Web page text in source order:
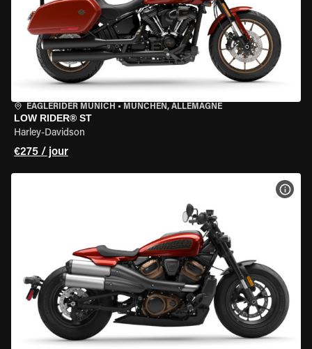
EAGLERIDER MUNICH • MÜNCHEN, ALLEMAGNE
LOW RIDER® ST
Harley-Davidson
€275 / jour